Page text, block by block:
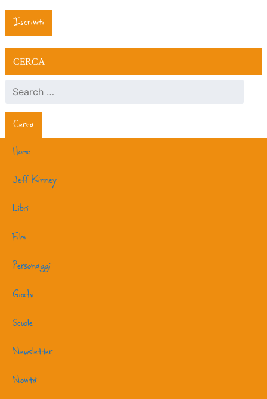
CERCA
Ricerca per:
Home
Jeff Kinney
Libri
Film
Personaggi
Giochi
Scuole
Newsletter
Novità